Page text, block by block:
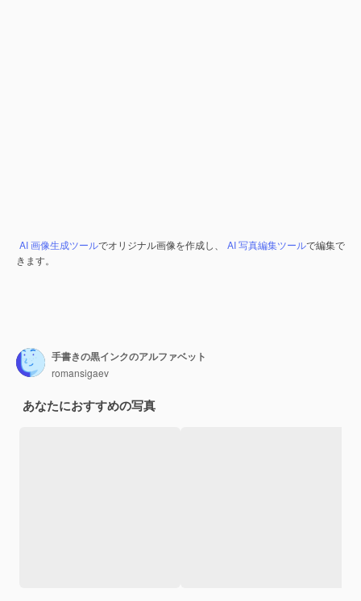
AI 画像生成ツールでオリジナル画像を作成し、 AI 写真編集ツールで編集で
きます。
手書きの黒インクのアルファベット
romansigaev
あなたにおすすめの写真